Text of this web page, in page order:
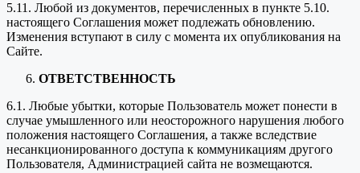
5.11. Любой из документов, перечисленных в пункте 5.10.
настоящего Соглашения может подлежать обновлению.
Изменения вступают в силу с момента их опубликования на
Сайте.
ОТВЕТСТВЕННОСТЬ
6.1. Любые убытки, которые Пользователь может понести в
случае умышленного или неосторожного нарушения любого
положения настоящего Соглашения, а также вследствие
несанкционированного доступа к коммуникациям другого
Пользователя, Администрацией сайта не возмещаются.